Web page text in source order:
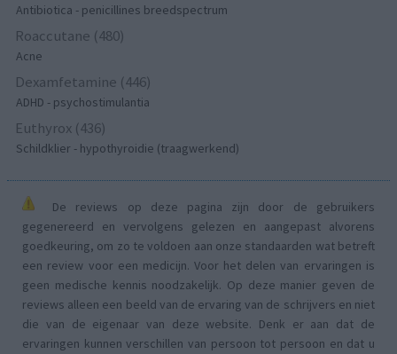
Antibiotica - penicillines breedspectrum
Roaccutane (480)
Acne
Dexamfetamine (446)
ADHD - psychostimulantia
Euthyrox (436)
Schildklier - hypothyroidie (traagwerkend)
De reviews op deze pagina zijn door de gebruikers
gegenereerd en vervolgens gelezen en aangepast alvorens
goedkeuring, om zo te voldoen aan onze standaarden wat betreft
een review voor een medicijn. Voor het delen van ervaringen is
geen medische kennis noodzakelijk. Op deze manier geven de
reviews alleen een beeld van de ervaring van de schrijvers en niet
die van de eigenaar van deze website. Denk er aan dat de
ervaringen kunnen verschillen van persoon tot persoon en dat u